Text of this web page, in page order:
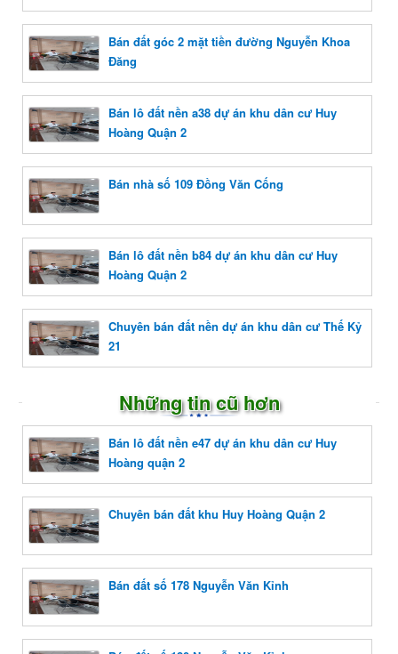
Bán đất góc 2 mặt tiền đường Nguyễn Khoa
Đăng
Bán lô đất nền a38 dự án khu dân cư Huy
Hoàng Quận 2
Bán nhà số 109 Đồng Văn Cống
Bán lô đất nền b84 dự án khu dân cư Huy
Hoàng Quận 2
Chuyên bán đất nền dự án khu dân cư Thế Kỷ
21
Những tin cũ hơn
Bán lô đất nền e47 dự án khu dân cư Huy
Hoàng quận 2
Chuyên bán đất khu Huy Hoàng Quận 2
Bán đất số 178 Nguyễn Văn Kỉnh